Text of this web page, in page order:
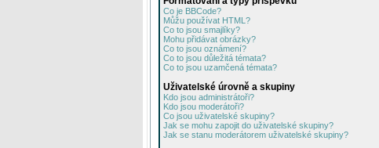
Co je BBCode?
Můžu používat HTML?
Co to jsou smajlíky?
Mohu přidávat obrázky?
Co to jsou oznámení?
Co to jsou důležitá témata?
Co to jsou uzamčená témata?
Uživatelské úrovně a skupiny
Kdo jsou administrátoři?
Kdo jsou moderátoři?
Co jsou uživatelské skupiny?
Jak se mohu zapojit do uživatelské skupiny?
Jak se stanu moderátorem uživatelské skupiny?